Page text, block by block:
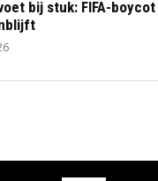
bij stuk: FIFA-